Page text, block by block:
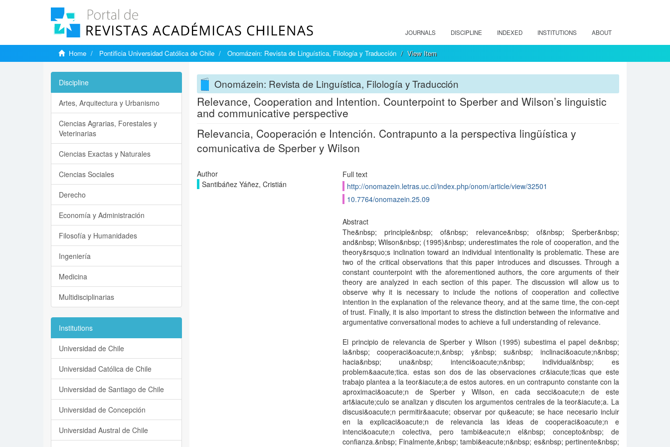
JOURNALS DISCIPLINE INDEXED INSTITUTIONS ABOUT
Home Pontificia Universidad Católica de Chile Onomázein: Revista de Linguística, Filología y Traducción View Item
Onomázein: Revista de Linguística, Filología y Traducción
Relevance, Cooperation and Intention. Counterpoint to Sperber and Wilson’s linguistic
and communicative perspective
Relevancia, Cooperación e Intención. Contrapunto a la perspectiva lingüística y
comunicativa de Sperber y Wilson
Author
Santibáñez Yáñez, Cristián
Full text
http://onomazein.letras.uc.cl/index.php/onom/article/view/32501
10.7764/onomazein.25.09
Abstract
The&nbsp; principle&nbsp; of&nbsp; relevance&nbsp; of&nbsp; Sperber&nbsp;
and&nbsp; Wilson&nbsp; (1995)&nbsp; underestimates the role of cooperation, and the
theory&rsquo;s inclination toward an individual intentionality is problematic. These are
two of the critical observations that this paper introduces and discusses. Through a
constant counterpoint with the aforementioned authors, the core arguments of their
theory are analyzed in each section of this paper. The discussion will allow us to
observe why it is necessary to include the notions of cooperation and collective
intention in the explanation of the relevance theory, and at the same time, the con-cept
of trust. Finally, it is also important to stress the distinction between the informative and
argumentative conversational modes to achieve a full understanding of relevance.
El principio de relevancia de Sperber y Wilson (1995) subestima el papel de&nbsp;
la&nbsp; cooperaci&oacute;n,&nbsp; y&nbsp; su&nbsp; inclinaci&oacute;n&nbsp;
hacia&nbsp; una&nbsp; intenci&oacute;n&nbsp; individual&nbsp; es
problem&aacute;tica. estas son dos de las observaciones cr&iacute;ticas que este
trabajo plantea a la teor&iacute;a de estos autores. en un contrapunto constante con la
aproximaci&oacute;n de Sperber y Wilson, en cada secci&oacute;n de este
art&iacute;culo se analizan y discuten los argumentos centrales de la teor&iacute;a. La
discusi&oacute;n permitir&aacute; observar por qu&eacute; se hace necesario incluir
en la explicaci&oacute;n de relevancia las ideas de cooperaci&oacute;n e
intenci&oacute;n colectiva, pero tambi&eacute;n el&nbsp; concepto&nbsp; de
confianza.&nbsp; Finalmente,&nbsp; tambi&eacute;n&nbsp; es&nbsp; pertinente&nbsp;
Discipline
Artes, Arquitectura y Urbanismo
Ciencias Agrarias, Forestales y
Veterinarias
Ciencias Exactas y Naturales
Ciencias Sociales
Derecho
Economía y Administración
Filosofía y Humanidades
Ingeniería
Medicina
Multidisciplinarias
Institutions
Universidad de Chile
Universidad Católica de Chile
Universidad de Santiago de Chile
Universidad de Concepción
Universidad Austral de Chile